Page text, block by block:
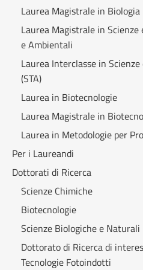
Laurea Magistrale in Biologia
Laurea Magistrale in
e Ambientali
Laurea Interclasse in
(STA)
Laurea in Biotecnologie
Laurea Magistrale in
Laurea in Metodologie per
Per i Laureandi
Dottorati di Ricerca
Scienze Chimiche
Biotecnologie
Scienze Biologiche e Naturali
Dottorato di Ricerca di
Tecnologie Fotoindotti